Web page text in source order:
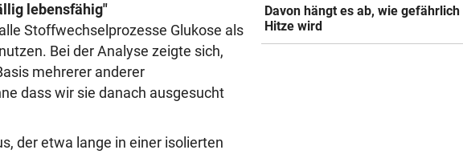
lebensfähig"
Stoffwechselprozesse Glukose als
Bei der Analyse zeigte sich,
mehrerer anderer
dass wir sie danach ausgesucht
der etwa lange in einer isolierten
Lebensmittelpreise auf
Stand geklettert
Davon hängt es ab, wie gefährlich
Hitze wird